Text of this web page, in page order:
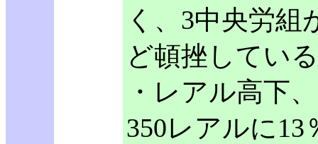
く、3中央労
ど頓挫してい
・レアル高下
350レアルに